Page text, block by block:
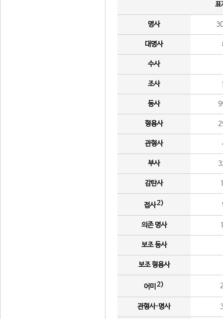
표
명사
대명사
수사
조사
동사
형용사
관형사
부사
감탄사
접사2)
의존 명사
보조 동사
보조 형용사
어미 2)
관형사·명사